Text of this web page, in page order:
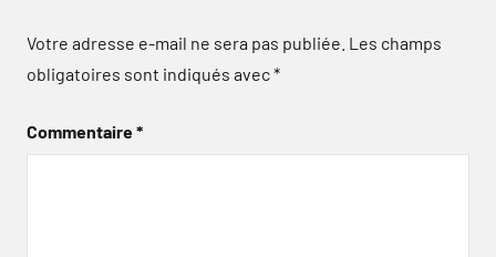
Votre adresse e-mail ne sera pas publiée. Les champs
obligatoires sont indiqués avec*
Commentaire*